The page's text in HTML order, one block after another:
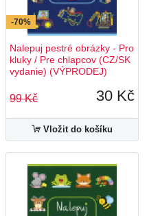
-70%
Nalepuj pestré obrázky - Pro
kluky / Pre chlapcov (CZ/SK
vydanie) (VÝPRODEJ)
99 Kč 30 Kč
Vložit do košíku